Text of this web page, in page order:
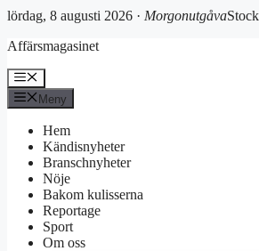
lördag, 8 augusti 2026 · Morgonutgåva
till
Affärsmagasinet
Meny
Meny
Hem
Kändisnyheter
Branschnyheter
Nöje
Bakom kulisserna
Reportage
Sport
Om oss